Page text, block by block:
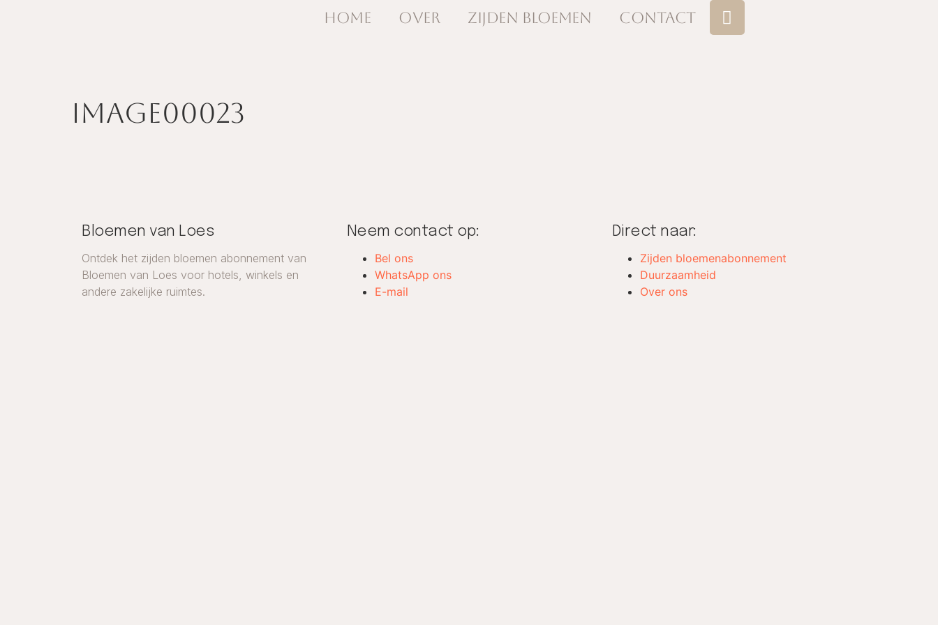
Home Over Zijden Bloemen Contact
image00023
Bloemen van Loes
Ontdek het zijden bloemen abonnement van
Bloemen van Loes voor hotels, winkels en
andere zakelijke ruimtes.
Neem contact op:
Bel ons
WhatsApp ons
E-mail
Direct naar:
Zijden bloemenabonnement
Duurzaamheid
Over ons